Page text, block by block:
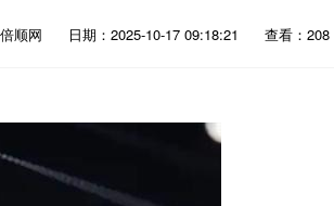
顺网 日期：2025-10-17 09:18:21 查看：208